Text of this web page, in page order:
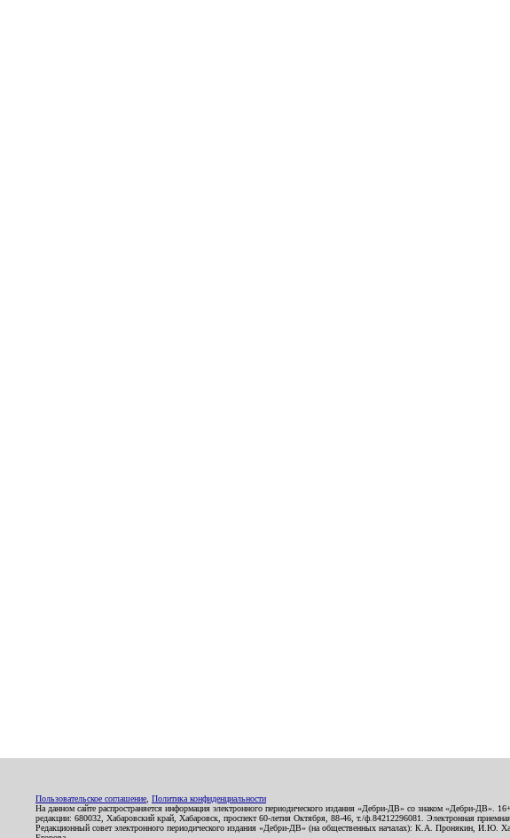
Пользовательское соглашение Политика конфиденциальности
На данном сайте распространяется информация электронного периодического издания «Дебри-ДВ» со знаком «Дебри-
редакции: 680032, Хабаровский край, Хабаровск, проспект 60-летия Октября, 88-46, т./ф.84212296081. Электронная
Редакционный совет электронного периодического издания «Дебри-ДВ» (на общественных началах): К.А.